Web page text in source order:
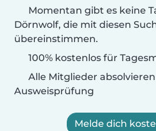
Momentan gibt es keine
Dörnwolf, die mit diesen
übereinstimmen.
100% kostenlos für
Alle Mitglieder
Ausweisprüfung
Melde dich